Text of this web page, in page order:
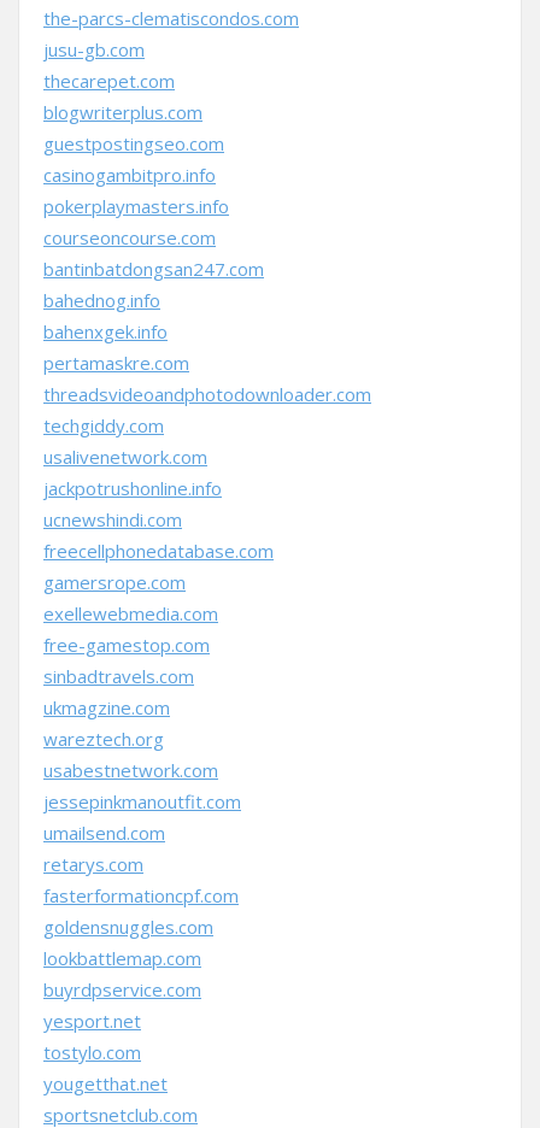
the-parcs-clematiscondos.com
jusu-gb.com
thecarepet.com
blogwriterplus.com
guestpostingseo.com
casinogambitpro.info
pokerplaymasters.info
courseoncourse.com
bantinbatdongsan247.com
bahednog.info
bahenxgek.info
pertamaskre.com
threadsvideoandphotodownloader.com
techgiddy.com
usalivenetwork.com
jackpotrushonline.info
ucnewshindi.com
freecellphonedatabase.com
gamersrope.com
exellewebmedia.com
free-gamestop.com
sinbadtravels.com
ukmagzine.com
wareztech.org
usabestnetwork.com
jessepinkmanoutfit.com
umailsend.com
retarys.com
fasterformationcpf.com
goldensnuggles.com
lookbattlemap.com
buyrdpservice.com
yesport.net
tostylo.com
yougetthat.net
sportsnetclub.com